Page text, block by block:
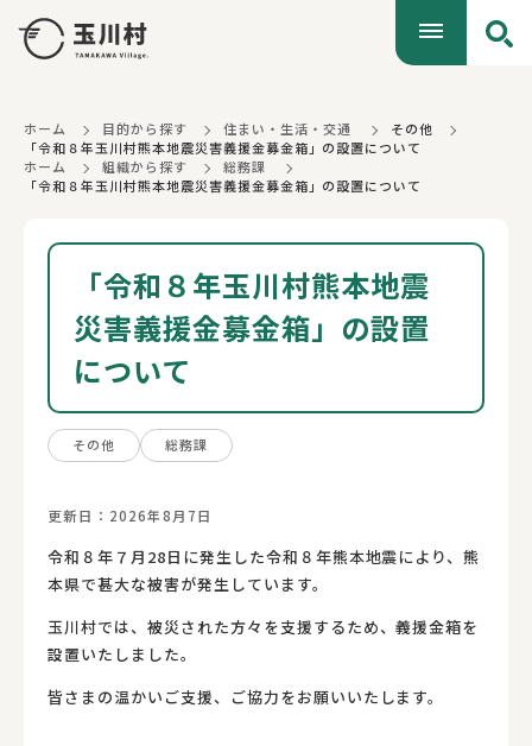
ホーム 目的から探す 住まい・生活・交通
その他
「令和８年玉川村熊本地震災害義援金募金箱」の設置について
ホーム
組織から探す
総務課
「令和８年玉川村熊本地震災害義援金募金箱」の設置について
「令和８年玉川村熊本地震
災害義援金募金箱」の設置
について
その他 総務課
更新日：2026年8月7日
令和８年７月28日に発生した令和８年熊本地震により、熊
本県で甚大な被害が発生しています。
玉川村では、被災された方々を支援するため、義援金箱を
設置いたしました。
皆さまの温かいご支援、ご協力をお願いいたします。